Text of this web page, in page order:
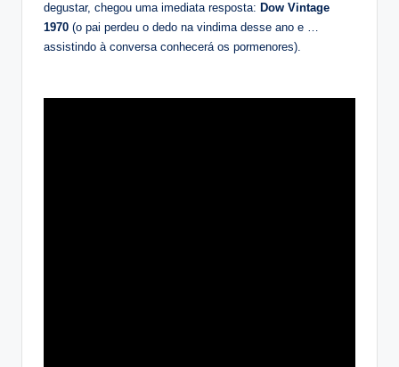
degustar, chegou uma imediata resposta: Dow Vintage
1970 (o pai perdeu o dedo na vindima desse ano e …
assistindo à conversa conhecerá os pormenores).